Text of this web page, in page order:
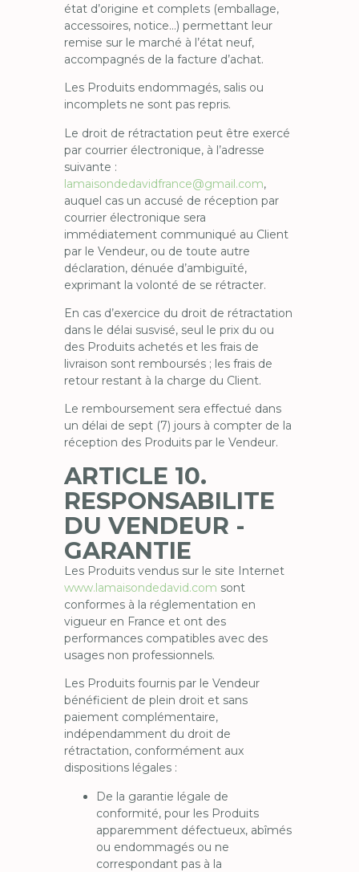
état d’origine et complets (emballage,
accessoires, notice…) permettant leur
remise sur le marché à l’état neuf,
accompagnés de la facture d’achat.
Les Produits endommagés, salis ou
incomplets ne sont pas repris.
Le droit de rétractation peut être exercé
par courrier électronique, à l’adresse
suivante :
lamaisondedavidfrance@gmail.com,
auquel cas un accusé de réception par
courrier électronique sera
immédiatement communiqué au Client
par le Vendeur, ou de toute autre
déclaration, dénuée d’ambiguïté,
exprimant la volonté de se rétracter.
En cas d’exercice du droit de rétractation
dans le délai susvisé, seul le prix du ou
des Produits achetés et les frais de
livraison sont remboursés ; les frais de
retour restant à la charge du Client.
Le remboursement sera effectué dans
un délai de sept (7) jours à compter de la
réception des Produits par le Vendeur.
ARTICLE 10.
RESPONSABILITE
DU VENDEUR -
GARANTIE
Les Produits vendus sur le site Internet
www.lamaisondedavid.com sont
conformes à la réglementation en
vigueur en France et ont des
performances compatibles avec des
usages non professionnels.
Les Produits fournis par le Vendeur
bénéficient de plein droit et sans
paiement complémentaire,
indépendamment du droit de
rétractation, conformément aux
dispositions légales :
De la garantie légale de
conformité, pour les Produits
apparemment défectueux, abîmés
ou endommagés ou ne
correspondant pas à la